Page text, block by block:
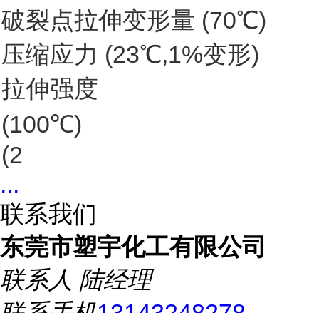
破裂点拉伸变形量 (70℃)
压缩应力 (23℃,1%变形)
拉伸强度
(100℃)
(2
...
联系我们
东莞市塑宇化工有限公司
联系人 陆经理